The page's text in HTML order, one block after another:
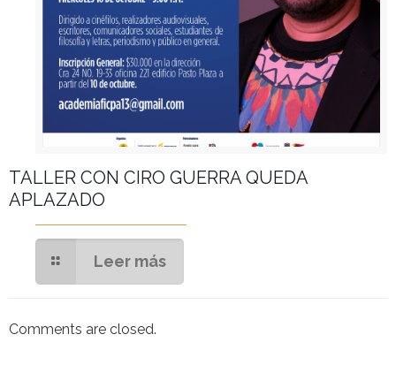
​TALLER CON CIRO GUERRA QUEDA
APLAZADO
Leer más
Comments are closed.